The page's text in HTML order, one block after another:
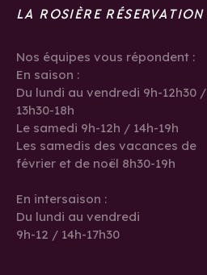
LA ROSIÈRE RÉSERVATION
Nos équipes vous répondent :
En saison :
Du lundi au vendredi 9h-12h30 /
13h30-18h
Le samedi 9h-12h / 14h-19h
Les samedis des vacances de
février et de noël 8h30-19h
En intersaison :
Du lundi au vendredi
9h-12 / 14h-17h30